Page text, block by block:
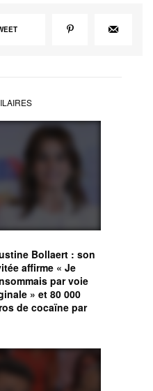
Bollaert : son
affirme « Je
par voie
» et 80 000
de cocaïne par